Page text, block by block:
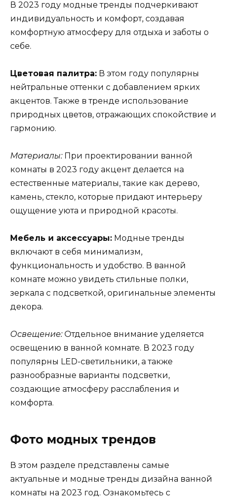
В 2023 году модные тренды подчеркивают
индивидуальность и комфорт, создавая
комфортную атмосферу для отдыха и заботы о
себе.
Цветовая палитра: В этом году популярны
нейтральные оттенки с добавлением ярких
акцентов. Также в тренде использование
природных цветов, отражающих спокойствие и
гармонию.
Материалы:При проектировании ванной
комнаты в 2023 году акцент делается на
естественные материалы, такие как дерево,
камень, стекло, которые придают интерьеру
ощущение уюта и природной красоты.
Мебель и аксессуары: Модные тренды
включают в себя минимализм,
функциональность и удобство. В ванной
комнате можно увидеть стильные полки,
зеркала с подсветкой, оригинальные элементы
декора.
Освещение:Отдельное внимание уделяется
освещению в ванной комнате. В 2023 году
популярны LED-светильники, а также
разнообразные варианты подсветки,
создающие атмосферу расслабления и
комфорта.
Фото модных трендов
В этом разделе представлены самые
актуальные и модные тренды дизайна ванной
комнаты на 2023 год. Ознакомьтесь с